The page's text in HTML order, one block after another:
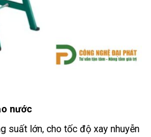
nước
suất lớn, cho tốc độ xay nhuyễn